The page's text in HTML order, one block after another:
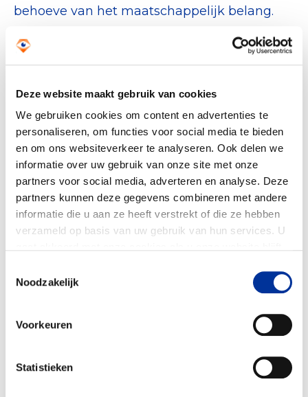
Deze website maakt gebruik van cookies
We gebruiken cookies om content en advertenties te
personaliseren, om functies voor social media te bieden
en om ons websiteverkeer te analyseren. Ook delen we
informatie over uw gebruik van onze site met onze
partners voor social media, adverteren en analyse. Deze
partners kunnen deze gegevens combineren met andere
informatie die u aan ze heeft verstrekt of die ze hebben
verzameld op basis van uw gebruik van hun services. U
Noodzakelijk
Voorkeuren
Statistieken
behoeve van het maatschappelijk belang.
Wat vind je het leukste aan je werk?
Ik hou van cijfers. De logica van 1+1=2 en
debetzijde balans is gelijk aan creditzijde
ik het een uitdaging om dit uit te zoeken en
op te lossen. Omdat cijfers en
jaarrekeningen voor mij logisch zijn, vind ik
het leuk om dit te vertalen naar bruikbare
informatie voor collega’s en andere
belanghebbenden die minder met cijfers
Wil je nog iets grappigs over jezelf delen?
gewoonte om van elke maaltijd (ontbijt,
lunch, avondeten, het maakt niet uit) een
wachten inmiddels bijna automatisch met